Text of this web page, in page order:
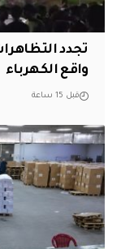
تجدد
واقع الكهرباء
قبل 15 ساعة